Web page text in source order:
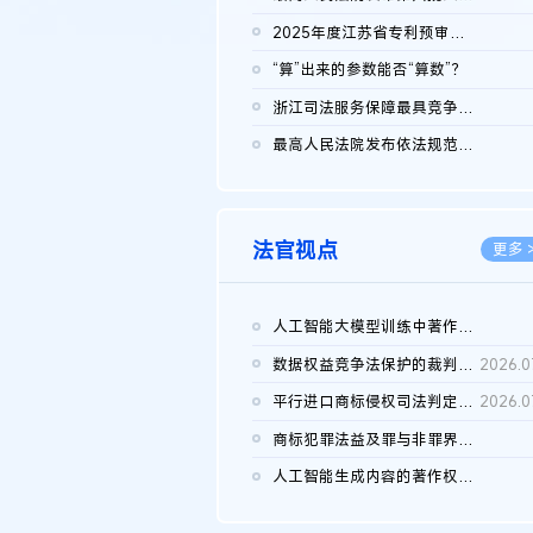
2025年度江苏省专利预审典型案例
“算”出来的参数能否“算数”？
浙江司法服务保障最具竞争力营商环境建设典型案例（第二批）含侵...
最高人民法院发布依法规范平台经营、保护消费者合法权益典型案例...
法官视点 更多
人工智能大模型训练中著作权的合理使用
数据权益竞争法保护的裁判路径构建
平行进口商标侵权司法判定规则的困境与纾解
商标犯罪法益及罪与非罪界限研究
人工智能生成内容的著作权司法认定：演进逻辑、现实困境与规则建...